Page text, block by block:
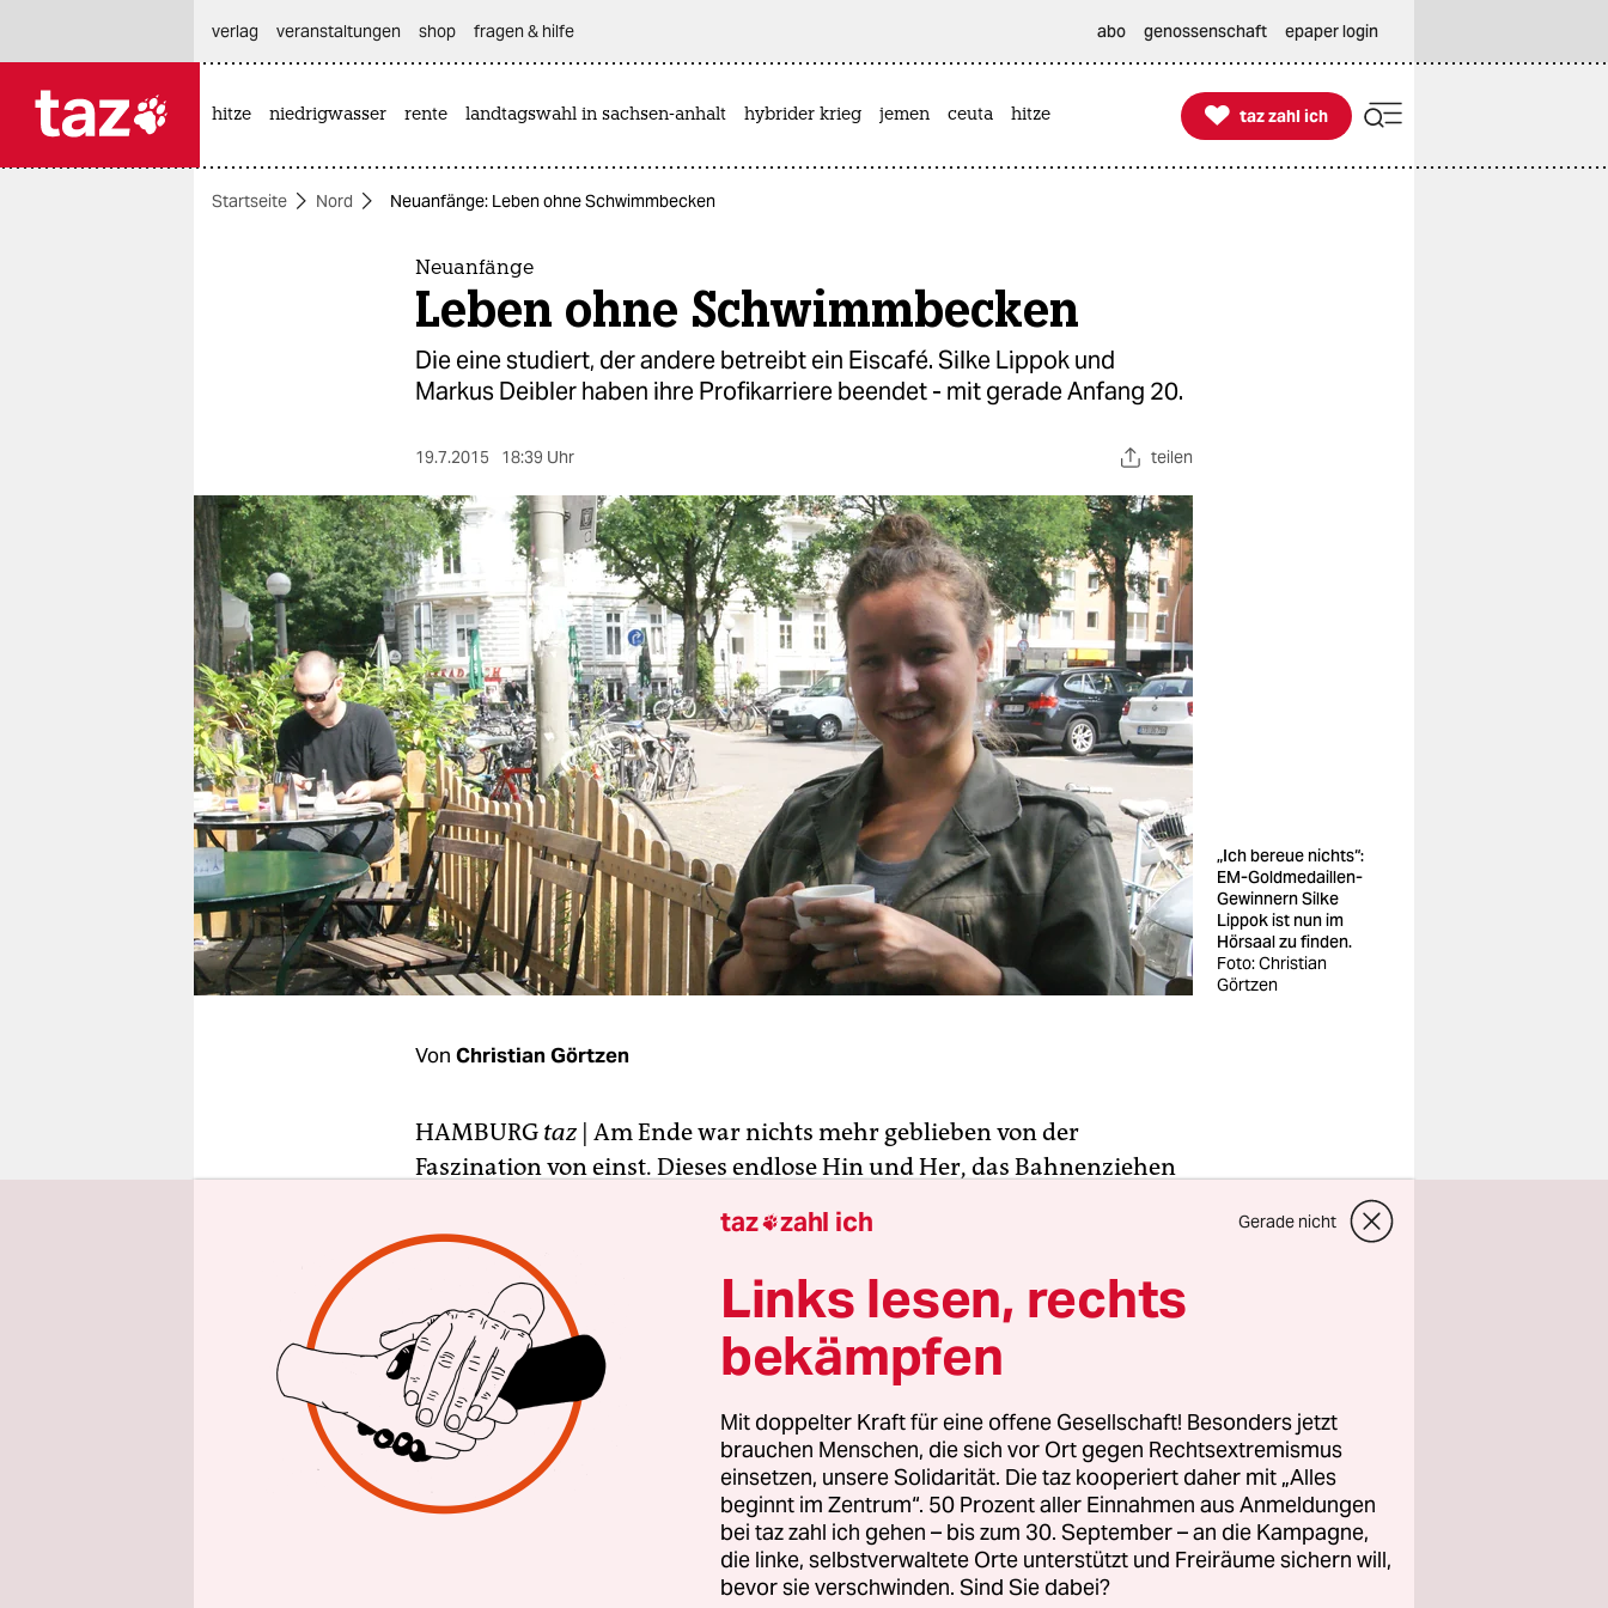
themen
berlin
nord
wahrheit
verlag
verlag
veranstaltungen
shop
fragen & hilfe
unterstützen
abo
verlag
veranstaltungen shop fragen & hilfe abo genossenschaft epaper login
hitze niedrigwasser rente landtagswahl in sachsen-anhalt hybrider krieg jemen ceuta hitze 
taz zahl ich
taz zahl ich
Startseite Nord Neuanfänge: Leben ohne Schwimmbecken
Neuanfänge
Leben ohne Schwimmbecken
Die eine studiert, der andere betreibt ein Eiscafé. Silke Lippok und
Markus Deibler haben ihre Profikarriere beendet - mit gerade Anfang 20.
19.7.2015 18:39 Uhr teilen
„Ich bereue nichts“:
EM-Goldmedaillen-
Gewinnern Silke
Lippok ist nun im
Hörsaal zu finden.
Foto: Christian
Görtzen
Von Christian Görtzen
HAMBURG taz | Am Ende war nichts mehr geblieben von der
Faszination von einst. Dieses endlose Hin und Her, das Bahnenziehen
Hamsterrad. Immer wieder, beim Durchpflügen des Wassers, der Blick
zum Beckenboden. Das stetig gleiche Muster. Kachelzählen nennen
die Schwimmer ihr Training.
Nun sitzt Markus Deibler, der noch im Dezember bei der Kurzbahn-
WM in Doha Weltmeister mit Weltrekord wurde, in seiner kleinen
Eisdiele im Hamburger Stadtteil St. Pauli und beklebt Eisbecher mit
Banderolen. Hinter seinem Rücken brummt die Eismaschine. Er sieht
kurz neben sich, verschafft sich einen Überblick über die gestapelten
Becher und sagt: „300.“ So viele seien es wohl, die mit dem Schriftzug
der Eisdiele beklebt werden müssten. Becher zählen statt Kacheln
taz zahl ich Gerade nicht
Links lesen, rechts
bekämpfen
Mit doppelter Kraft für eine offene Gesellschaft! Besonders jetzt
brauchen Menschen, die sich vor Ort gegen Rechtsextremismus
einsetzen, unsere Solidarität. Die taz kooperiert daher mit „Alles
beginnt im Zentrum“. 50 Prozent aller Einnahmen aus Anmeldungen
bei taz zahl ich gehen – bis zum 30. September – an die Kampagne,
die linke, selbstverwaltete Orte unterstützt und Freiräume sichern will,
bevor sie verschwinden. Sind Sie dabei?